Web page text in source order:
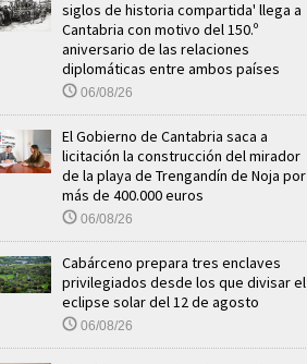
siglos de historia compartida' llega a
Cantabria con motivo del 150.º
aniversario de las relaciones
diplomáticas entre ambos países
06/08/26
El Gobierno de Cantabria saca a
licitación la construcción del mirador
de la playa de Trengandín de Noja por
más de 400.000 euros
06/08/26
Cabárceno prepara tres enclaves
privilegiados desde los que divisar el
eclipse solar del 12 de agosto
06/08/26